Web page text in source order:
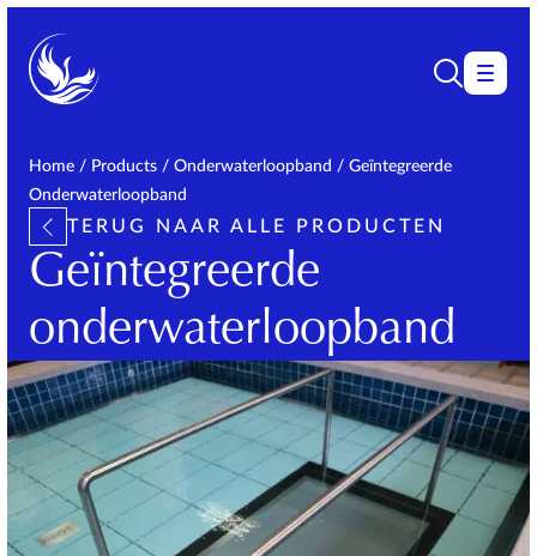
Home / Products / Onderwaterloopband / Geïntegreerde
Onderwaterloopband
TERUG NAAR ALLE PRODUCTEN
Geïntegreerde
onderwaterloopband